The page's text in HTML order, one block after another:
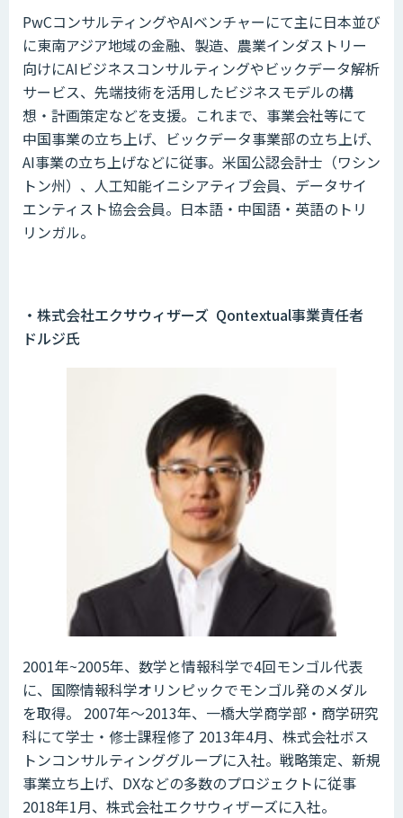
PwCコンサルティングやAIベンチャーにて主に日本並び
に東南アジア地域の金融、製造、農業インダストリー
向けにAIビジネスコンサルティングやビックデータ解析
サービス、先端技術を活用したビジネスモデルの構
想・計画策定などを支援。これまで、事業会社等にて
中国事業の立ち上げ、ビックデータ事業部の立ち上げ、
AI事業の立ち上げなどに従事。米国公認会計士（ワシン
トン州）、人工知能イニシアティブ会員、データサイ
エンティスト協会会員。日本語・中国語・英語のトリ
リンガル。
・株式会社エクサウィザーズ Qontextual事業責任者
ドルジ氏
2001年~2005年、数学と情報科学で4回モンゴル代表
に、国際情報科学オリンピックでモンゴル発のメダル
を取得。 2007年～2013年、一橋大学商学部・商学研究
科にて学士・修士課程修了 2013年4月、株式会社ボス
トンコンサルティンググループに入社。戦略策定、新規
事業立ち上げ、DXなどの多数のプロジェクトに従事
2018年1月、株式会社エクサウィザーズに入社。